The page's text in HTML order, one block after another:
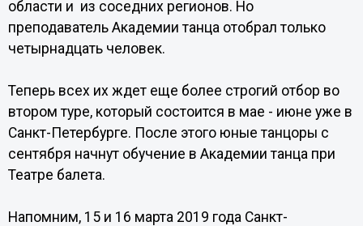
области и из соседних регионов. Но
преподаватель Академии танца отобрал только
четырнадцать человек.
Теперь всех их ждет еще более строгий отбор во
втором туре, который состоится в мае - июне уже в
Санкт-Петербурге. После этого юные танцоры с
сентября начнут обучение в Академии танца при
Театре балета.
Напомним, 15 и 16 марта 2019 года Санкт-